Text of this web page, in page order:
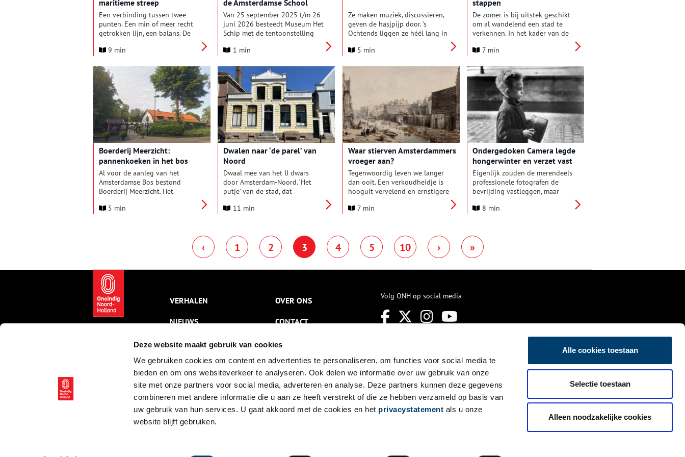
Deze website maakt gebruik van cookies
We gebruiken cookies om content en advertenties te personaliseren, om functies voor social media te
bieden en om ons websiteverkeer te analyseren. Ook delen we informatie over uw gebruik van onze
site met onze partners voor social media, adverteren en analyse. Deze partners kunnen deze gegevens
combineren met andere informatie die u aan ze heeft verstrekt of die ze hebben verzameld op basis van
uw gebruik van hun services. U gaat akkoord met de cookies en het privacystatement als u onze
website blijft gebruiken.
Alle cookies toestaan
Selectie toestaan
Alleen noodzakelijke cookies
tegelijkertijd springlevend is.
maritieme streep
Een verbinding tussen twee
punten. Een min of meer recht
getrokken lijn, een balans. De
geplotte koers: allemaal strepen
de maritieme wereld. De streep
heeft er inmiddels een brede
carrière op zitten en is nog lang
niet op zijn retour. Niet op het
water en niet in de mode. Een
ode aan de maritieme streep!
9 min
de Amsterdamse School
Van 25 september 2025 t/m 26
juni 2026 besteedt Museum Het
Schip met de tentoonstelling
School aandacht aan het
van vrouwelijke kunstenaars
binnen de kunst- en
architectuurstroming. Met veel
niet eerder getoond werk, van
textiel en keramiek tot grafiek
en architectuur, toont de
expressieve, kleurrijke
tentoonstelling zowel hun
gevarieerde oeuvres als de
onstuimige wereld waarin deze
ontstonden.
1 min
Ze maken muziek, discussiëren,
geven de hasjpijp door. ’s
Ochtends liggen ze héél lang in
Avonds is er een concert om te
nemen van muziekinstrumenten.
Zo toont het Polygoonjournaal
de hippies in het Vondelpark.
Wat daar gebeurt in de zomer
van 1971 is wereldnieuws. Op
het hoogtepunt slapen 1500
tot 2000 jongeren in het park.
Amsterdammers gaan op
zondag ‘hippies kijken’.
5 min
stappen
De zomer is bij uitstek geschikt
om al wandelend een stad te
verkennen. In het kader van de
Amsterdam bracht uitgeverij
uit van ‘Amsterdam in 10.000
stappen’.
7 min
Boerderij Meerzicht:
pannenkoeken in het bos
Al voor de aanleg van het
Amsterdamse Bos bestond
Boerderij Meerzicht. Het
dateert uit de negentiende
zien transformeren tot het
bloeiende bos van nu.
5 min
Dwalen naar ‘de parel’ van
Noord
Dwaal mee van het IJ dwars
door Amsterdam-Noord. ‘Het
putje’ van de stad, dat
coolste’ buurten. Waar zelfs
Rembrandt kwam om Elsje te
tekenen.
11 min
Waar stierven Amsterdammers
vroeger aan?
Tegenwoordig leven we langer
dan ooit. Een verkoudheidje is
hooguit vervelend en ernstigere
ziekenhuisbezoek te verhelpen.
Amsterdammers woonden dicht
op elkaar onder erbarmelijke
omstandigheden, waardoor
Werden arme en rijke
stadsbewoners even hard
getroffen? En welke initiatieven
brachten verbetering in deze
7 min
Ondergedoken Camera legde
hongerwinter en verzet vast
Eigenlijk zouden de merendeels
professionele fotografen de
bevrijding vastleggen, maar
wachten fotografeerden ze het
het verzet.
8 min
‹ 1 2 3 4 5 10 › »
VERHALEN
NIEUWS
KALENDER
THEMA’S
ACTIVITEITEN
VIDEO’S
OVER ONS
CONTACT
NIEUWSBRIEF
DISCLAIMER
PRIVACY
TOEGANKELIJKHEID
Volg ONH op social media